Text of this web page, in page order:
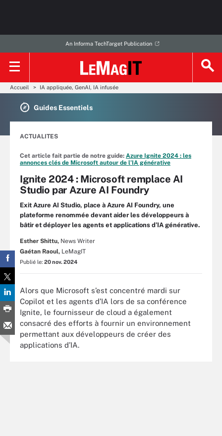
An Informa TechTarget Publication
Accueil IA appliquée, GenAI, IA infusée
Guides Essentiels
ACTUALITES
Cet article fait partie de notre guide: Azure Ignite 2024 : les
annonces clés de Microsoft autour de l’IA générative
Ignite 2024 : Microsoft remplace AI
Studio par Azure AI Foundry
Exit Azure AI Studio, place à Azure AI Foundry, une
plateforme renommée devant aider les développeurs à
bâtir et déployer les agents et applications d’IA générative.
Esther Shittu, News Writer
Gaétan Raoul, LeMagIT
Publié le: 20 nov. 2024
Alors que Microsoft s’est concentré mardi sur
Copilot et les agents d’IA lors de sa conférence
Ignite, le fournisseur de cloud a également
consacré des efforts à fournir un environnement
permettant aux développeurs de créer des
applications d’IA.